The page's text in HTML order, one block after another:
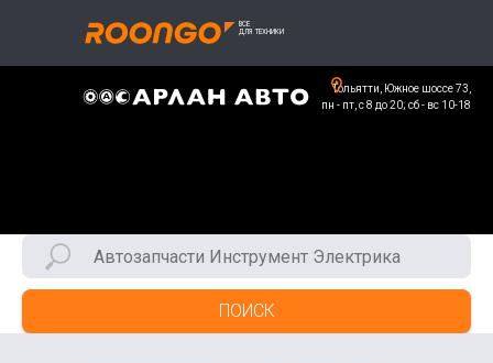
Тольятти, Южное шоссе 73,
пн - пт, с 8 до 20; сб - вс 10-18
ПОИСК